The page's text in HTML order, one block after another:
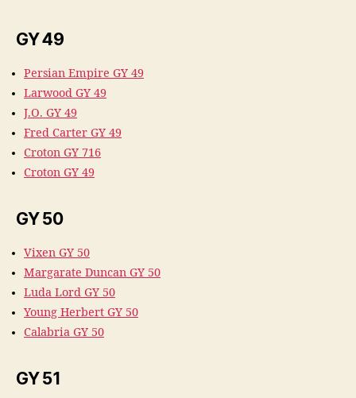
GY 49
Persian Empire GY 49
Larwood GY 49
J.O. GY 49
Fred Carter GY 49
Croton GY 716
Croton GY 49
GY 50
Vixen GY 50
Margarate Duncan GY 50
Luda Lord GY 50
Young Herbert GY 50
Calabria GY 50
GY 51